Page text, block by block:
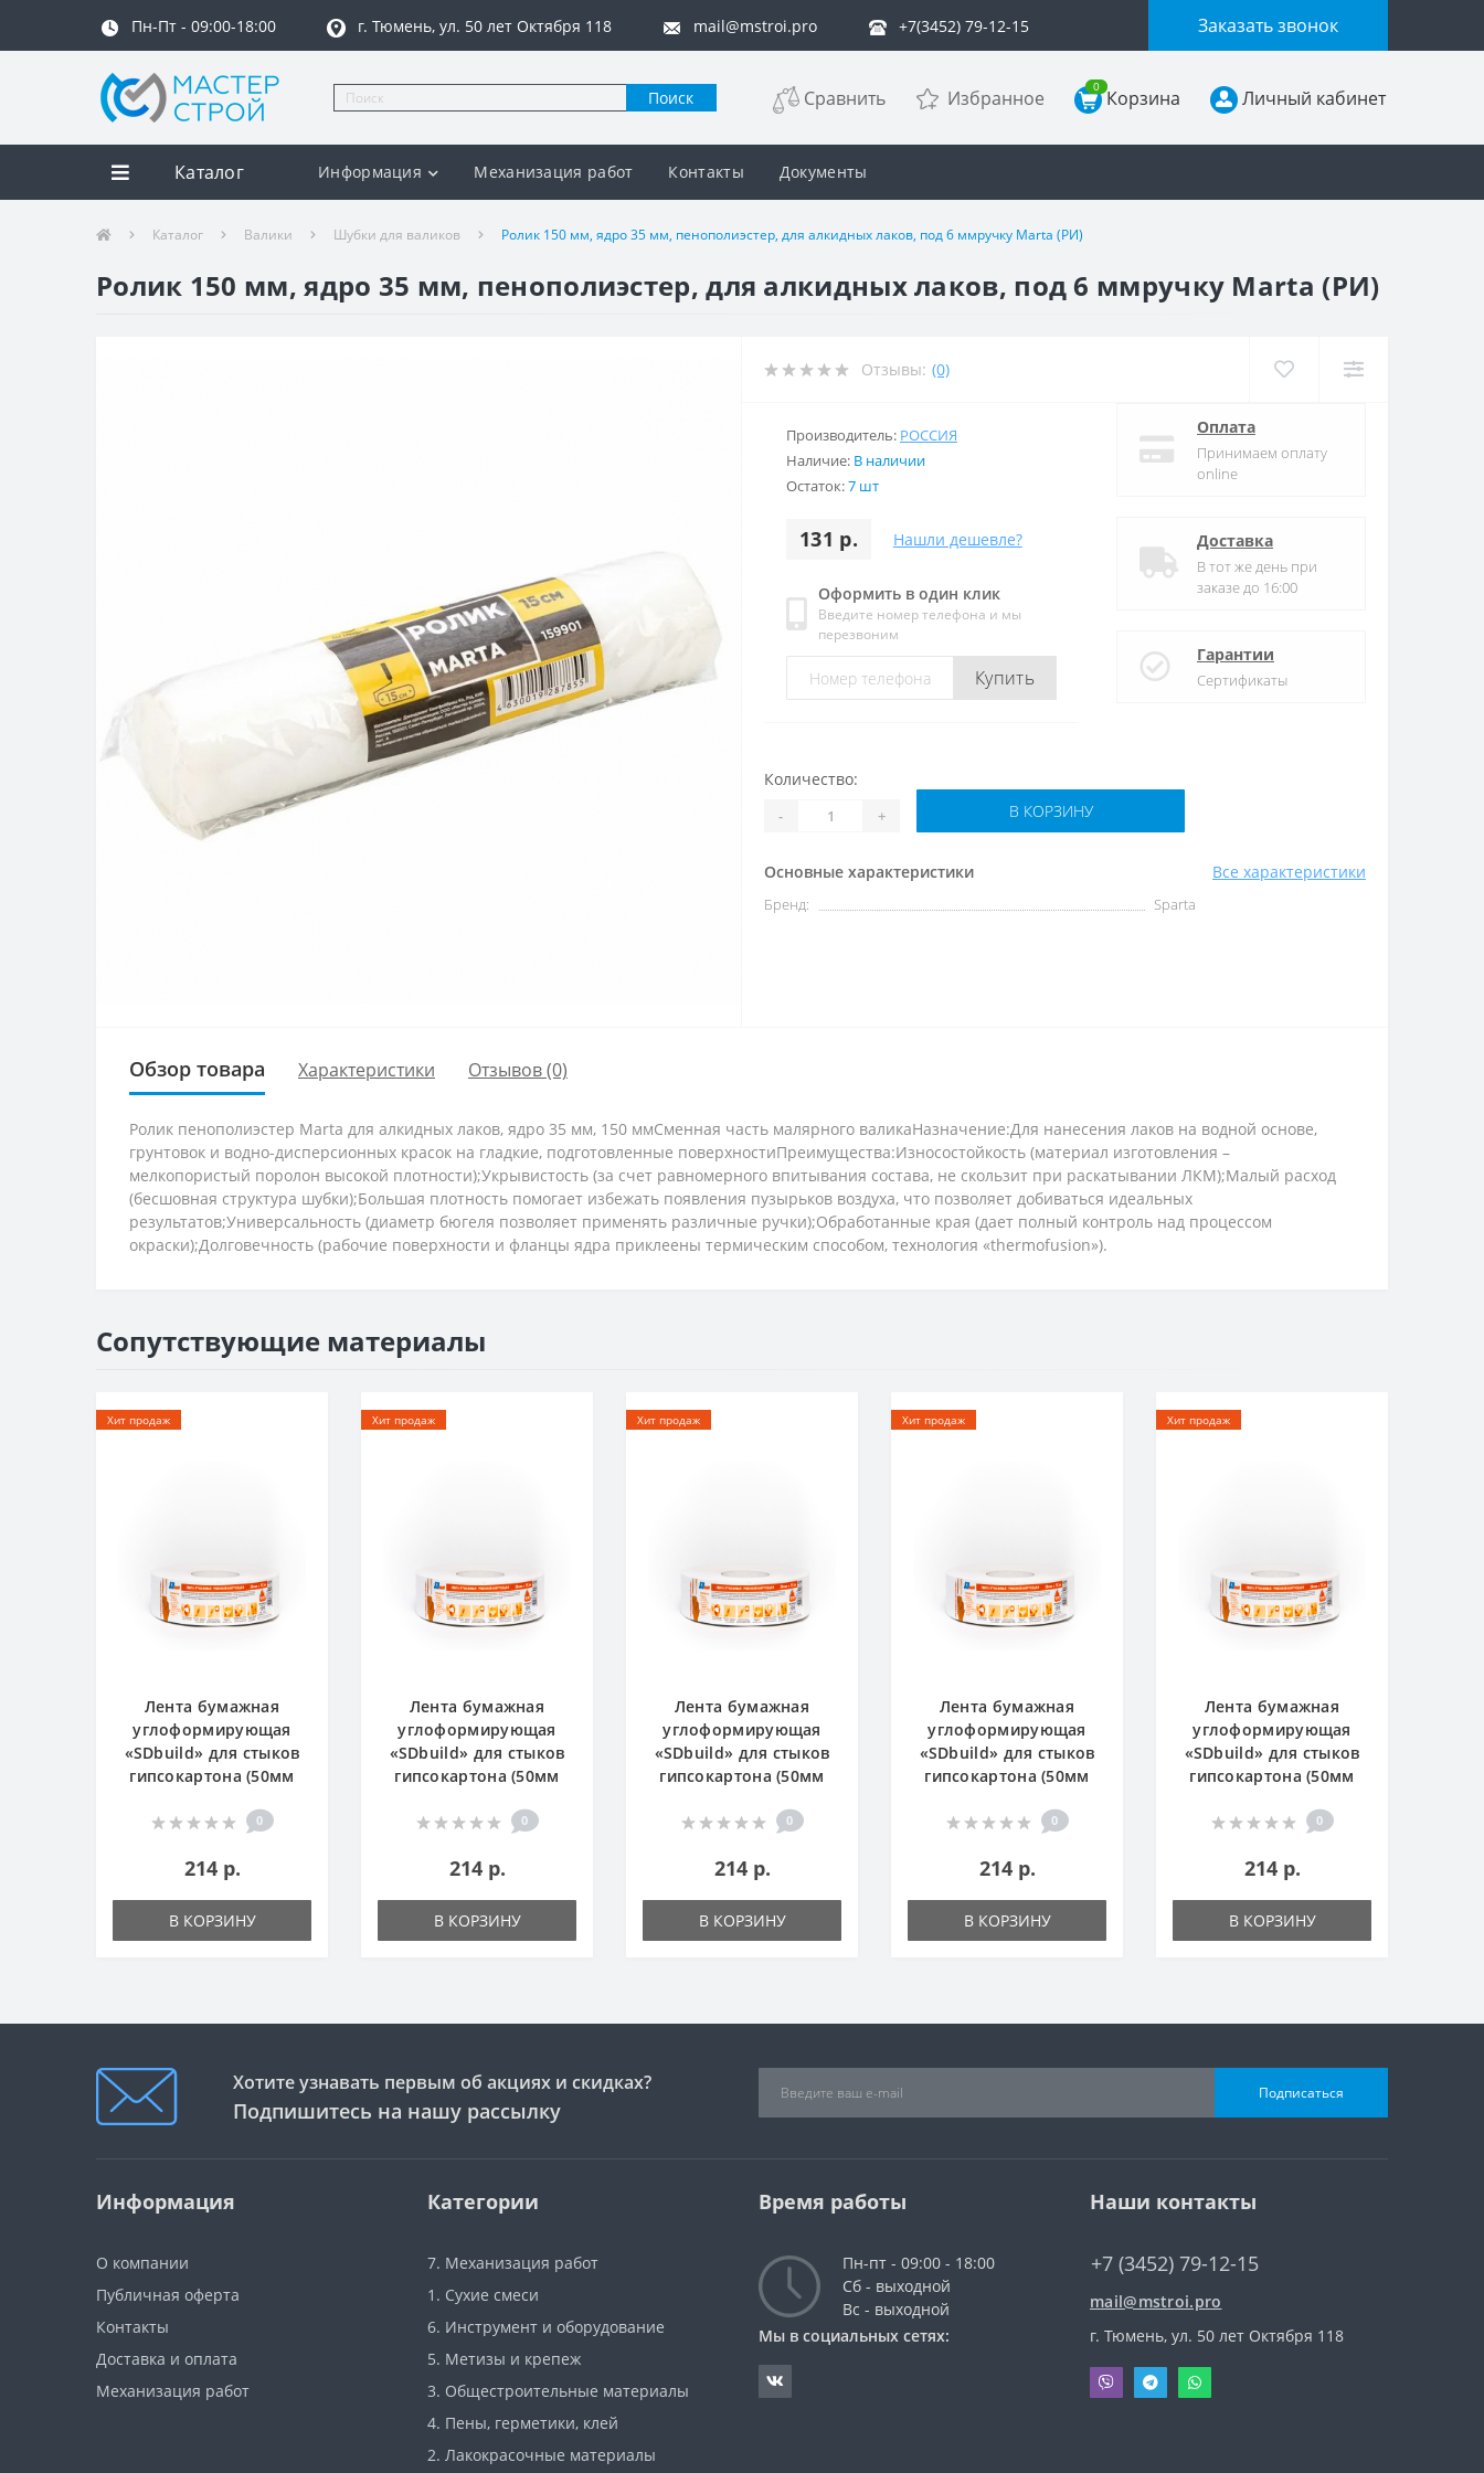
Пн-Пт - 09:00-18:00 г. Тюмень, ул. 50 лет Октября 118 mail@mstroi.pro +7(3452) 79-12-15 Заказать звонок
Поиск Сравнить Избранное 0 Корзина Личный кабинет
Каталог Информация Механизация работ Контакты Документы
Каталог Валики Шубки для валиков Ролик 150 мм, ядро 35 мм, пенополиэстер, для алкидных лаков, под 6 ммручку Marta (РИ)
Ролик 150 мм, ядро 35 мм, пенополиэстер, для алкидных лаков, под 6 ммручку Marta (РИ)
Отзывы: (0)
Производитель: РОССИЯ
Наличие: В наличии
Остаток:7 шт
131 р. Нашли дешевле?
Оформить в один клик
Введите номер телефона и мы
перезвоним
Купить
Оплата
Принимаем оплату
online
Доставка
В тот же день при
заказе до 16:00
Гарантии
Сертификаты
Количество:
- + В КОРЗИНУ
Основные характеристики Все характеристики
Бренд: Sparta
Обзор товара Характеристики Отзывов (0)
Ролик пенополиэстер Marta для алкидных лаков, ядро 35 мм, 150 ммСменная часть малярного валикаНазначение:Для нанесения лаков на водной основе,
грунтовок и водно-дисперсионных красок на гладкие, подготовленные поверхностиПреимущества:Износостойкость (материал изготовления –
мелкопористый поролон высокой плотности);Укрывистость (за счет равномерного впитывания состава, не скользит при раскатывании ЛКМ);Малый расход
(бесшовная структура шубки);Большая плотность помогает избежать появления пузырьков воздуха, что позволяет добиваться идеальных
результатов;Универсальность (диаметр бюгеля позволяет применять различные ручки);Обработанные края (дает полный контроль над процессом
окраски);Долговечность (рабочие поверхности и фланцы ядра приклеены термическим способом, технология «thermofusion»).
Сопутствующие материалы
Хит продаж
Лента бумажная
углоформирующая
«SDbuild» для стыков
гипсокартона (50мм
0
214 р.
В КОРЗИНУ
Хит продаж
Лента бумажная
углоформирующая
«SDbuild» для стыков
гипсокартона (50мм
0
214 р.
В КОРЗИНУ
Хит продаж
Лента бумажная
углоформирующая
«SDbuild» для стыков
гипсокартона (50мм
0
214 р.
В КОРЗИНУ
Хит продаж
Лента бумажная
углоформирующая
«SDbuild» для стыков
гипсокартона (50мм
0
214 р.
В КОРЗИНУ
Хит продаж
Лента бумажная
углоформирующая
«SDbuild» для стыков
гипсокартона (50мм
0
214 р.
В КОРЗИНУ
Хотите узнавать первым об акциях и скидках?
Подпишитесь на нашу рассылку
Подписаться
Информация
О компании
Публичная оферта
Контакты
Доставка и оплата
Механизация работ
Категории
7. Механизация работ
1. Сухие смеси
6. Инструмент и оборудование
5. Метизы и крепеж
3. Общестроительные материалы
4. Пены, герметики, клей
2. Лакокрасочные материалы
Время работы
Пн-пт - 09:00 - 18:00
Сб - выходной
Вс - выходной
Мы в социальных сетях:
Наши контакты
+7 (3452) 79-12-15
mail@mstroi.pro
г. Тюмень, ул. 50 лет Октября 118